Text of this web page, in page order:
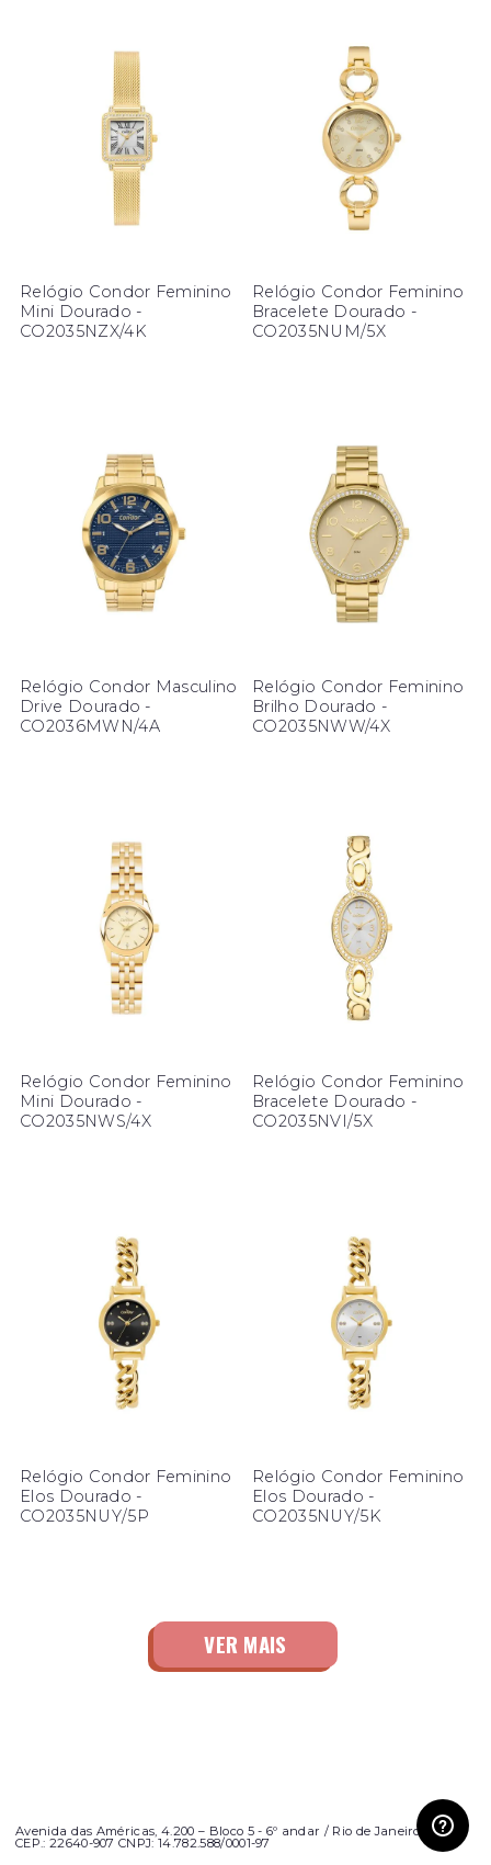
Relógio Condor Feminino
Mini Dourado -
CO2035NZX/4K
Relógio Condor Feminino
Bracelete Dourado -
CO2035NUM/5X
Relógio Condor Masculino
Drive Dourado -
CO2036MWN/4A
Relógio Condor Feminino
Brilho Dourado -
CO2035NWW/4X
Relógio Condor Feminino
Mini Dourado -
CO2035NWS/4X
Relógio Condor Feminino
Bracelete Dourado -
CO2035NVI/5X
Relógio Condor Feminino
Elos Dourado -
CO2035NUY/5P
Relógio Condor Feminino
Elos Dourado -
CO2035NUY/5K
Avenida das Américas, 4.200 – Bloco 5 - 6º andar / Rio de Janeiro - RJ
CEP.: 22640-907 CNPJ: 14.782.588/0001-97